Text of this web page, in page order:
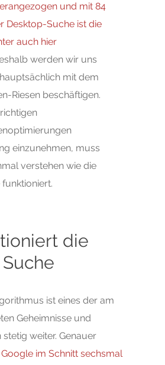
und mit 84
Desktop-Suche ist die
auch hier
werden wir uns
mit dem
Riesen beschäftigen.
einzunehmen, muss
verstehen wie die
die
ist eines der am
Geheimnisse und
weiter. Genauer
Google im Schnitt sechsmal